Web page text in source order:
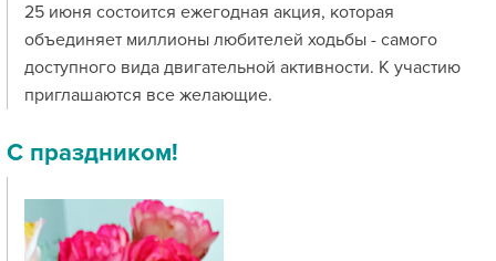
25 июня состоится ежегодная акция, которая
объединяет миллионы любителей ходьбы - самого
доступного вида двигательной активности. К участию
приглашаются все желающие.
С праздником!